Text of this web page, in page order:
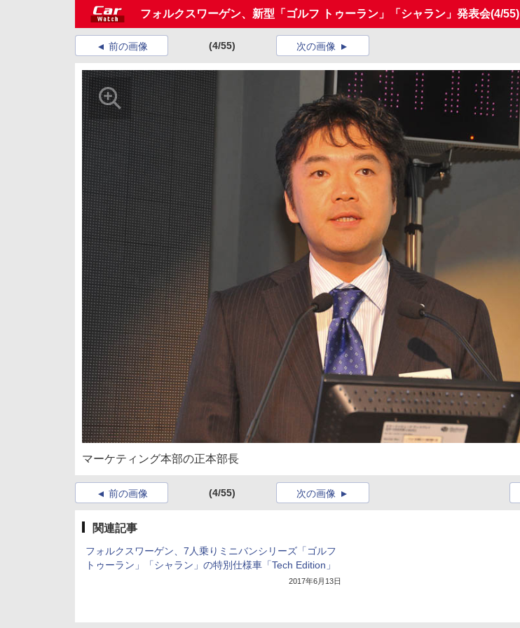
フォルクスワーゲン、新型「ゴルフ トゥーラン」「シャラン」発表会(4/55)
前の画像 (4/55) 次の画像
マーケティング本部の正本部長
前の画像 (4/55) 次の画像
関連記事
フォルクスワーゲン、7人乗りミニバンシリーズ「ゴルフ
トゥーラン」「シャラン」の特別仕様車「Tech Edition」
2017年6月13日